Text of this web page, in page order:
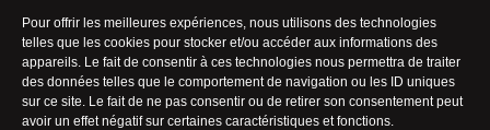
Pour offrir les meilleures expériences, nous utilisons des technologies
telles que les cookies pour stocker et/ou accéder aux informations des
appareils. Le fait de consentir à ces technologies nous permettra de traiter
des données telles que le comportement de navigation ou les ID uniques
sur ce site. Le fait de ne pas consentir ou de retirer son consentement peut
avoir un effet négatif sur certaines caractéristiques et fonctions.
En tant quetaxi en Vendée indépendant, ma valeur
ajoutée réside dansplusieurs aspects qui me
distinguent des autres :
Service personnalisé